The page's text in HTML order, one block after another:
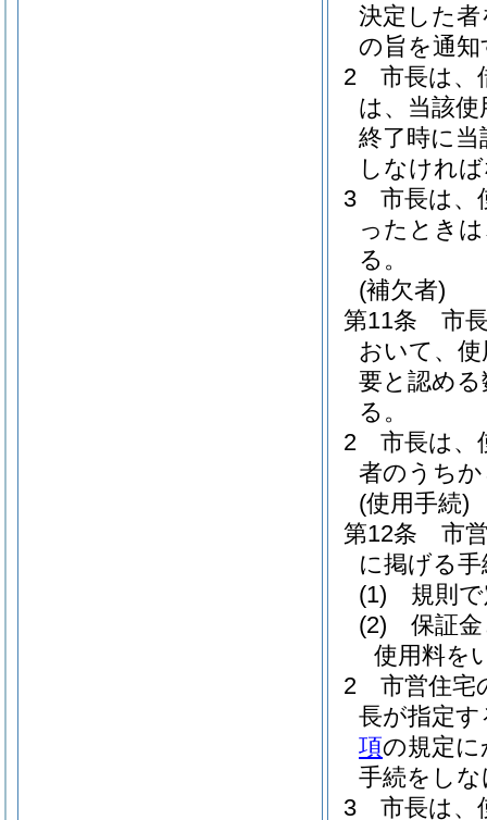
決定した
の旨を通
2
市長は、
は、当該
終了時に
しなけれ
3
市長は、
ったとき
る。
(補欠者)
第11条
市
おいて、
要と認め
る。
2
市長は、
者のうち
(使用手続)
第12条
市
に掲げる
(1)
規則
(2)
保証
使用料を
2
市営住宅
長が指定
項の規定
手続をし
3
市長は、